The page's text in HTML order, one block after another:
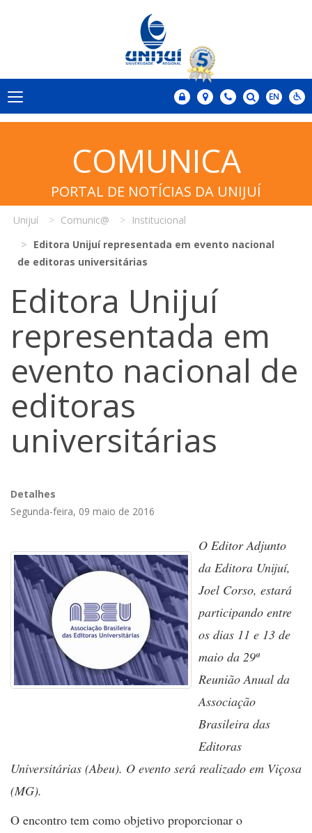
COMUNICA
PORTAL DE NOTÍCIAS DA UNIJUÍ
Unijuí Comunic@
Institucional
Editora Unijuí representada em evento nacional
de editoras universitárias
Editora Unijuí
representada em
evento nacional de
editoras
universitárias
Detalhes
Segunda-feira, 09 maio de 2016
O Editor Adjunto
da Editora Unijuí,
Joel Corso, estará
participando entre
os dias 11 e 13 de
maio da 29ª
Reunião Anual da
Associação
Brasileira das
Editoras
Universitárias (Abeu). O evento será realizado em Viçosa
(MG).
O encontro tem como objetivo proporcionar o